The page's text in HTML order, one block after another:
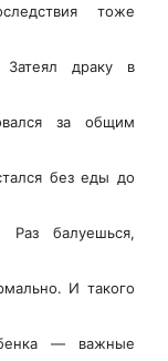
тоже
драку в
за общим
без еды до
Раз балуешься,
И такого
— важные